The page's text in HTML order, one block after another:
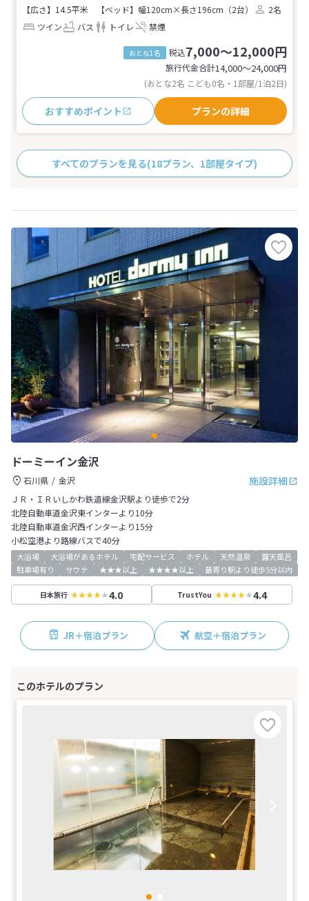
【広さ】14.5平米
【ベッド】幅120cm×長さ196cm（2台）
2名
ツイン
バス トイレ 禁煙
おとな1名 税込7,000～12,000円
旅行代金合計14,000〜24,000円
(おとな2名 こども0名・1部屋/1泊2日)
おすすめポイント プランの詳細
すべてのプランを見る(18プラン、1部屋タイプ)
ドーミーイン金沢
施設詳細
石川県
金沢
ＪＲ・ＩＲいしかわ鉄道線金沢駅より徒歩で2分
北陸自動車道金沢東インターより10分
北陸自動車道金沢西インターより15分
小松空港より路線バスで40分
大浴場 大浴場があるホテル 宅配サービス ホテル 天然温泉
露天風呂
駐車場有り
サウナ ★★★以上 ★★★★以上 最寄り駅より徒歩5分以内
日本旅行 4.0 TrustYou 4.4
JR＋宿泊プラン 航空＋宿泊プラン